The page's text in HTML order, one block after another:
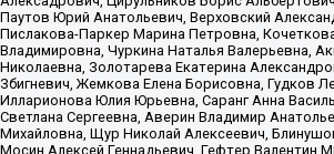
Паутов Юрий Анатольевич, Верховский
Пислакова-Паркер Марина Петровна,
Владимировна, Чуркина Наталья Валерьевна,
Николаевна, Золотарева Екатерина
Збигневич, Жемкова Елена Борисовна, Гудков
Илларионова Юлия Юрьевна, Саранг Анна
Светлана Сергеевна, Аверин Владимир
Михайловна, Щур Николай Алексеевич,
Мосин Алексей Геннадьевич, Гефтер Валентин